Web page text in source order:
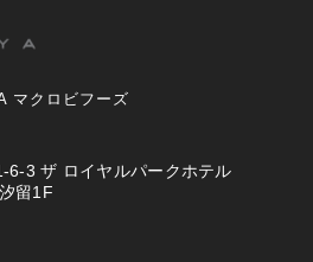
マクロビフーズ
6-3 ザ ロイヤルパークホテル
留1F